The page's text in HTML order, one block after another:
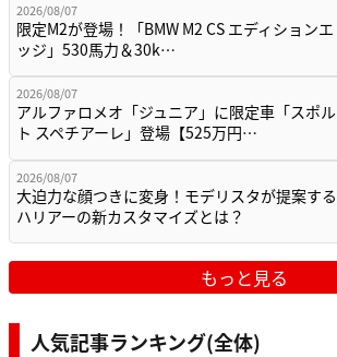
2026/08/07
限定M2が登場！「BMW M2 CS エディションエ
ッジ」530馬力＆30k…
2026/08/07
アルファロメオ「ジュニア」に限定車「スポル
ト スペチアーレ」登場【525万円…
2026/08/07
大迫力な顔つきに変身！モデリスタが提案する
ハリアーの新カスタマイズとは？
もっと見る
人気記事ランキング(全体)